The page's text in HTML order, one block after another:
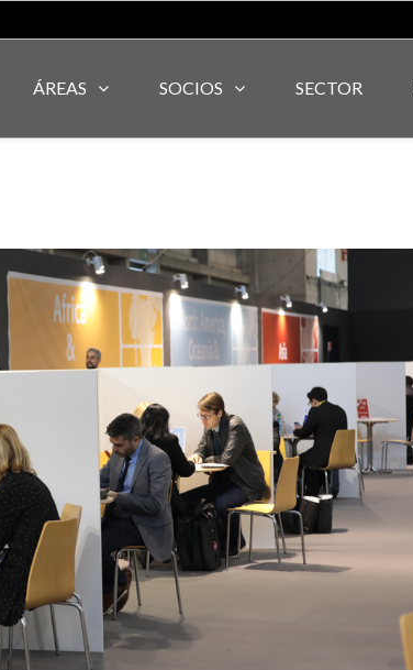
ÁREAS SOCIOS SECTOR